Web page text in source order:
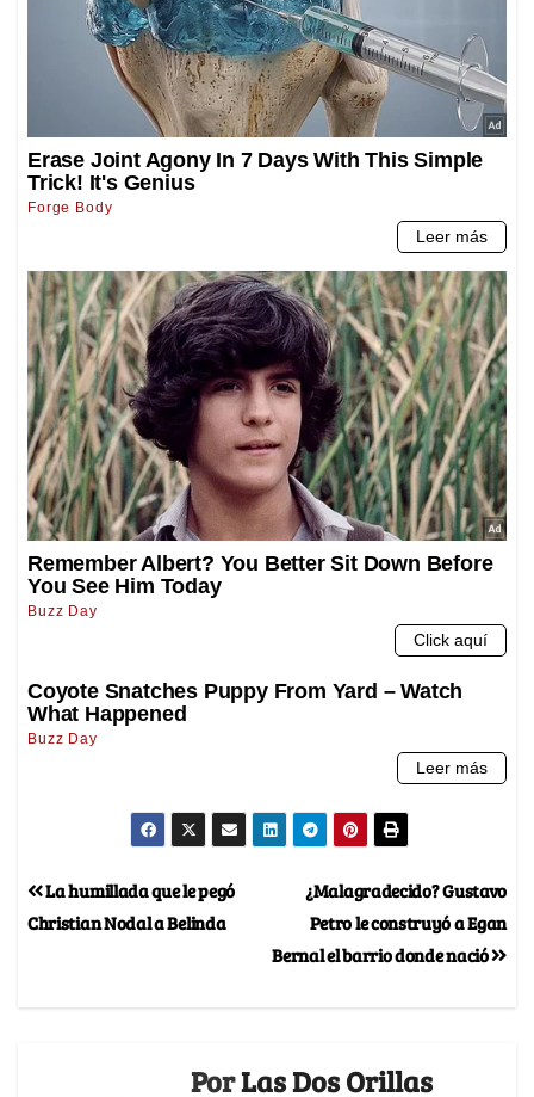
¿Malagradecido? Gustavo
Petro le construyó a Egan
Bernal el barrio donde nació
La humillada que le pegó
Christian Nodal a Belinda
PorLas Dos Orillas